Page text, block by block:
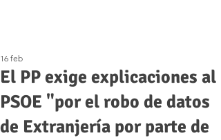
El PP exige explicaciones al
PSOE "por el robo de datos
de Extranjería por parte de
16 feb